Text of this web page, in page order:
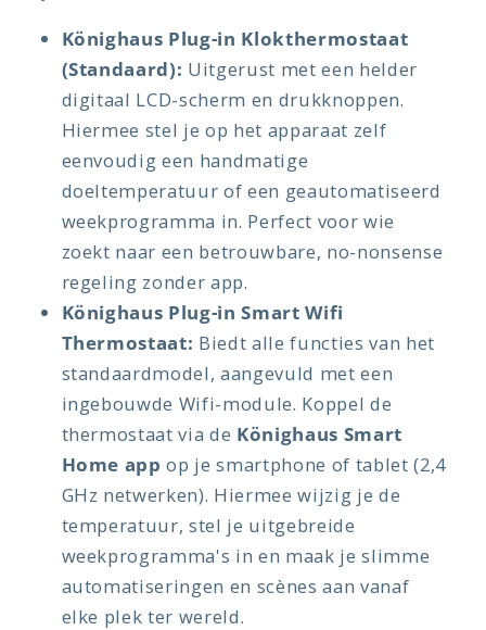
Könighaus Plug-in Klokthermostaat
(Standaard): Uitgerust met een helder
digitaal LCD-scherm en drukknoppen.
Hiermee stel je op het apparaat zelf
eenvoudig een handmatige
doeltemperatuur of een geautomatiseerd
weekprogramma in. Perfect voor wie
zoekt naar een betrouwbare, no-nonsense
regeling zonder app.
Könighaus Plug-in Smart Wifi
Thermostaat: Biedt alle functies van het
standaardmodel, aangevuld met een
ingebouwde Wifi-module. Koppel de
thermostaat via de Könighaus Smart
Home app op je smartphone of tablet (2,4
GHz netwerken). Hiermee wijzig je de
temperatuur, stel je uitgebreide
weekprogramma's in en maak je slimme
automatiseringen en scènes aan vanaf
elke plek ter wereld.